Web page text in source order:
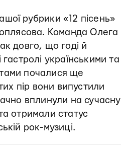
рубрики «12 пісень»
Команда Олега
довго, що годі й
українськими та
почалися ще
пір вони випустили
вплинули на сучасну
отримали статус
рок-музиці.